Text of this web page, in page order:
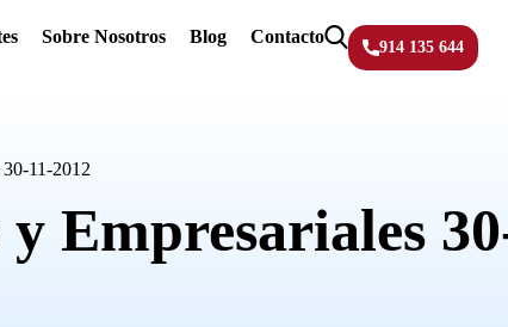
Sobre Nosotros Blog Contacto
914 135 644
11-2012
Empresariales